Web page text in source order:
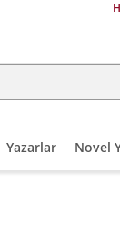
Yazarlar Novel